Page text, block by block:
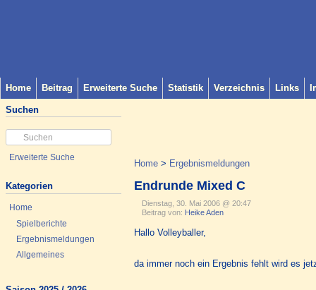
Home Beitrag Erweiterte Suche Statistik Verzeichnis Links
Home > Ergebnismeldungen
Endrunde Mixed C
Dienstag, 30. Mai 2006 @ 20:47
Beitrag von: Heike Aden
Hallo Volleyballer,
da immer noch ein Ergebnis fehlt wird es
Suchen
Erweiterte Suche
Kategorien
Home
Spielberichte
Ergebnismeldungen
Allgemeines